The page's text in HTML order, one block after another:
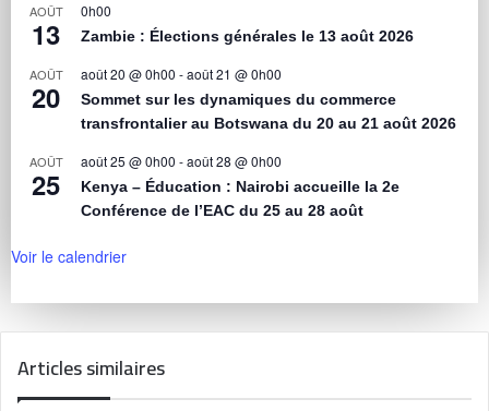
AOÛT
13
0h00
Zambie : Élections générales le 13 août 2026
AOÛT
20
août 20 @ 0h00 -août 21 @ 0h00
Sommet sur les dynamiques du commerce
transfrontalier au Botswana du 20 au 21 août 2026
AOÛT
25
août 25 @ 0h00 -août 28 @ 0h00
Kenya – Éducation : Nairobi accueille la 2e
Conférence de l’EAC du 25 au 28 août
Voir le calendrier
Articles similaires